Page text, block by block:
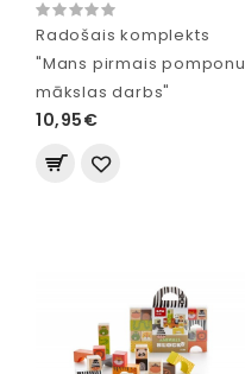
Radošais komplekts
"Mans pirmais pomponu
mākslas darbs"
10,95€